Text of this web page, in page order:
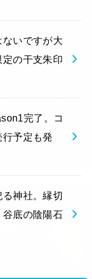
ないですが大
の干支朱印
完了。コ
予定も発
る神社。縁切
谷底の陰陽石